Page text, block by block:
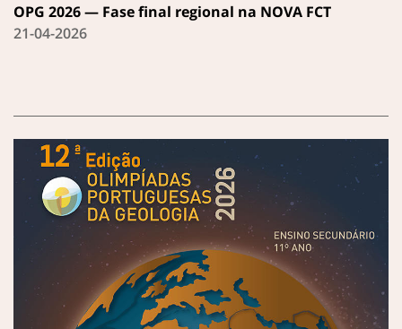
OPG 2026 — Fase final regional na NOVA FCT
21-04-2026